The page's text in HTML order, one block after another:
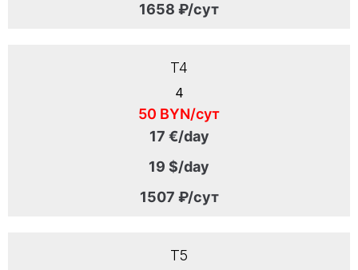
1658 ₽/сут
T4
4
50 BYN/сут
17 €/day
19 $/day
1507 ₽/сут
T5